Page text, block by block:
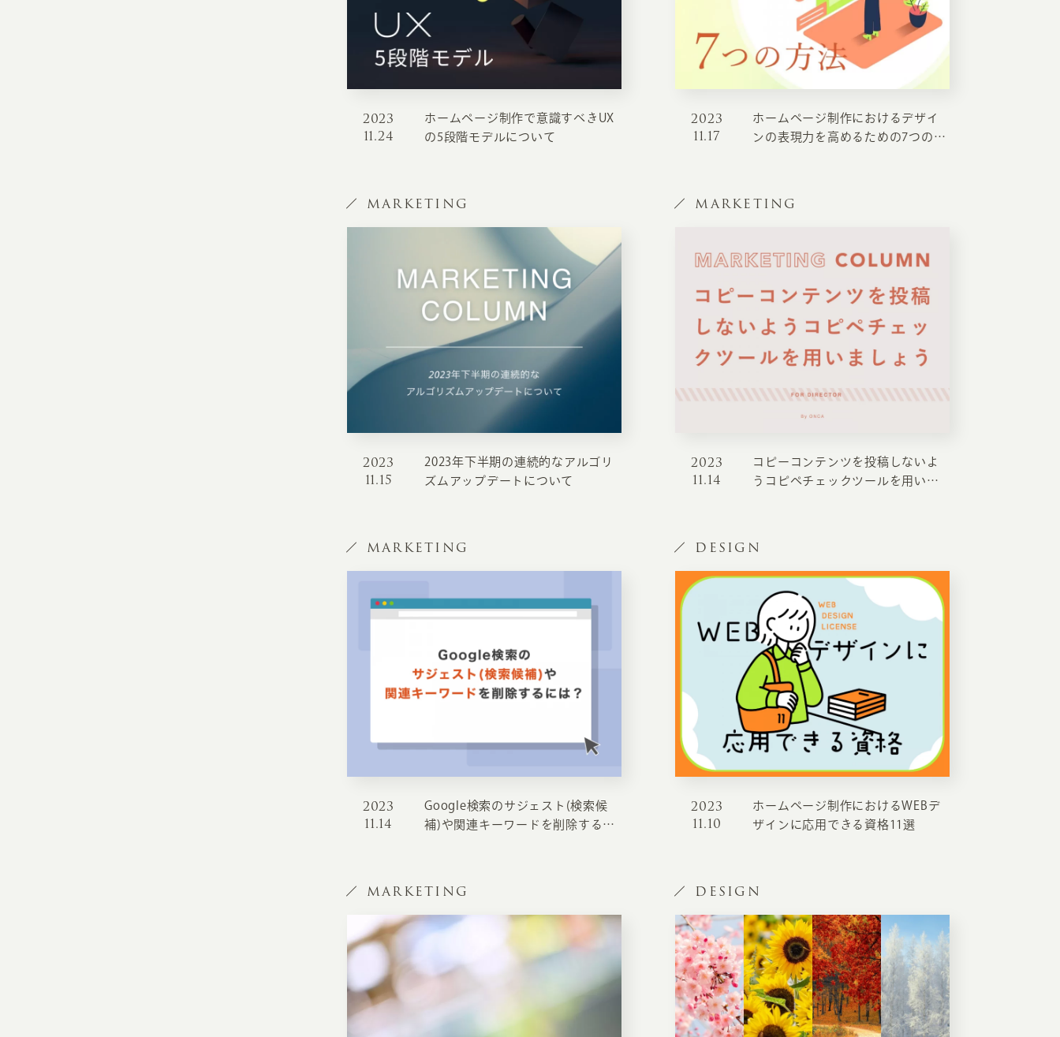
ABOUT
オフィス紹介・会社概要
MARKETING
ホームページ制作後の運用
ユーザーをファン化する コンテンツマーケティング
特定のターゲットに的確に訴求する
2023
11.24
ホームページ制作で意識すべきUX
の5段階モデルについて
2023
11.17
ホームページ制作におけるデザイ
ンの表現力を高めるための7つの方
MARKETING
2023
11.15
2023年下半期の連続的なアルゴリ
ズムアップデートについて
MARKETING
2023
11.14
コピーコンテンツを投稿しないよ
うコピペチェックツールを用いま
MARKETING
2023
11.14
Google検索のサジェスト(検索候
補)や関連キーワードを削除するに
DESIGN
2023
11.10
ホームページ制作におけるWEBデ
ザインに応用できる資格11選
MARKETING DESIGN